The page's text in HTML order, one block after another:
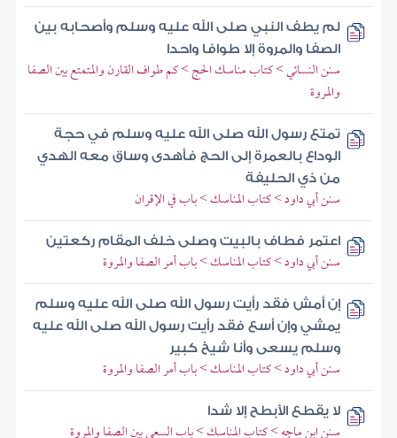
لم يطف النبي صلى الله عليه وسلم وأصحابه بين
الصفا والمروة إلا طوافا واحدا
سنن النسائي > كتاب مناسك الحج > كم طواف القارن والمتمتع بين الصفا
والمروة
تمتع رسول الله صلى الله عليه وسلم في حجة
الوداع بالعمرة إلى الحج فأهدى وساق معه الهدي
من ذي الحليفة
سنن أبي داود > كتاب المناسك > باب في الإقران
اعتمر فطاف بالبيت وصلى خلف المقام ركعتين
سنن أبي داود > كتاب المناسك > باب أمر الصفا والمروة
إن أمش فقد رأيت رسول الله صلى الله عليه وسلم
يمشي وإن أسع فقد رأيت رسول الله صلى الله عليه
وسلم يسعى وأنا شيخ كبير
سنن أبي داود > كتاب المناسك > باب أمر الصفا والمروة
لا يقطع الأبطح إلا شدا
سنن ابن ماجه > كتاب المناسك > باب السعي بين الصفا والمروة